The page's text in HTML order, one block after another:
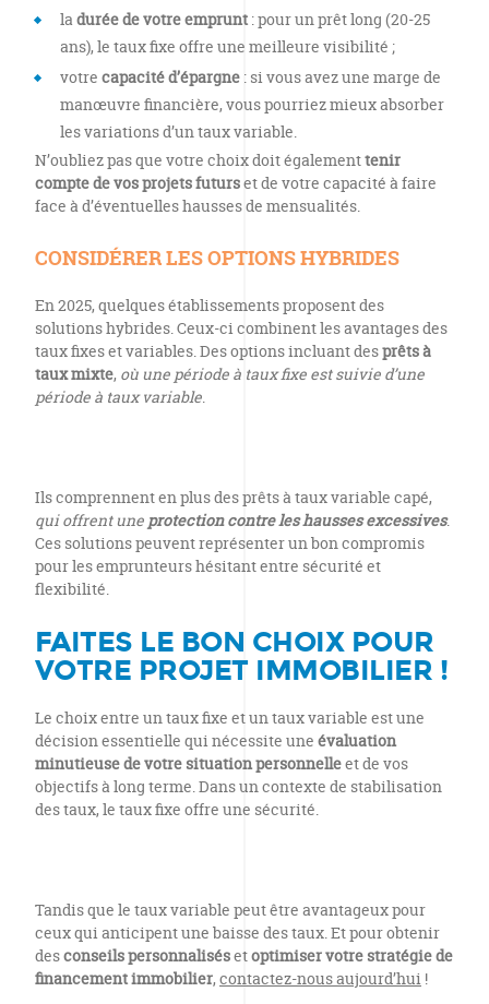
ladurée de votre emprunt : pour un prêt long (20-25
ans), le taux fixe offre une meilleure visibilité ;
votre capacité d’épargne : si vous avez une marge de
manœuvre financière, vous pourriez mieux absorber
les variations d’un taux variable.
N’oubliez pas que votre choix doit égalementtenir
compte de vos projets futurset de votre capacité à faire
face à d’éventuelles hausses de mensualités.
CONSIDÉRER LES OPTIONS HYBRIDES
En 2025, quelques établissements proposent des
solutions hybrides. Ceux-ci combinent les avantages des
taux fixes et variables. Des options incluant desprêts à
taux mixte, où une période à taux fixe est suivie d’une
période à taux variable.
Ils comprennent en plus des prêts à taux variable capé,
qui offrent une protection contre les hausses excessives.
Ces solutions peuvent représenter un bon compromis
pour les emprunteurs hésitant entre sécurité et
flexibilité.
FAITES LE BON CHOIX POUR
VOTRE PROJET IMMOBILIER !
Le choix entre un taux fixe et un taux variable est une
décision essentielle qui nécessite une évaluation
minutieuse de votre situation personnelleet de vos
objectifs à long terme. Dans un contexte de stabilisation
des taux, le taux fixe offre une sécurité.
Tandis que le taux variable peut être avantageux pour
ceux qui anticipent une baisse des taux. Et pour obtenir
desconseils personnalisésetoptimiser votre stratégie de
financement immobilier, contactez-nous aujourd’hui !